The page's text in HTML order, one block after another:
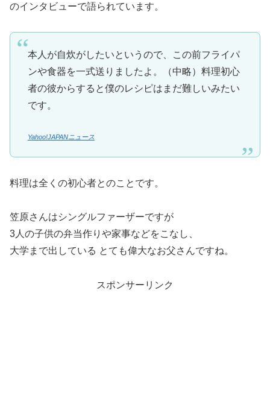
のインタビューで語られています。
本人が自炊がしたいというので、この前フライパ
ンや食器を一式送りましたよ。（中略）料理初心
者の彼からすると僕のレシピはまだ難しいみたい
です。
Yahoo!JAPANニュース
料理は全くの初心者とのことです。
笠原さんはシングルファーザーですが
3人の子供の弁当作りや家事などをこなし、
大学まで出している とても偉大なお父さんですね。
スポンサーリンク